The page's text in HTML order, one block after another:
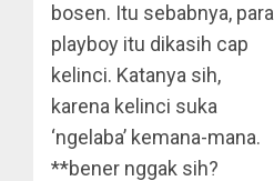
bosen. Itu sebabnya, para
playboy itu dikasih cap
kelinci. Katanya sih,
karena kelinci suka
‘ngelaba’ kemana-mana.
**bener nggak sih?